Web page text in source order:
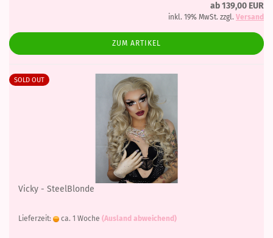
ab 139,00 EUR
inkl. 19% MwSt. zzgl. Versand
ZUM ARTIKEL
SOLD OUT
Vicky - SteelBlonde
Lieferzeit: ca. 1 Woche (Ausland abweichend)